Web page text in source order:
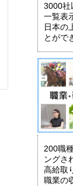
3000社
一覧表
日本の
とがで
200職
ングさ
高給取
職業の